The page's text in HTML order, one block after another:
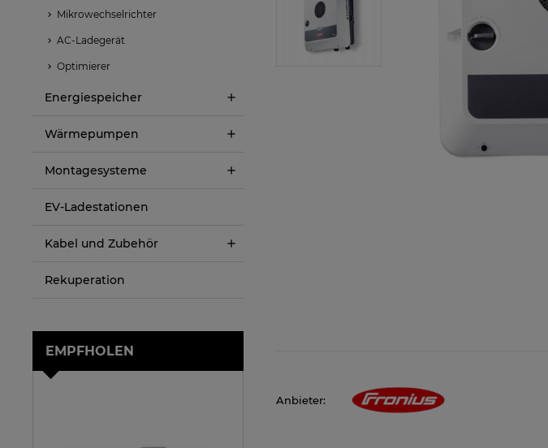
Mikrowechselrichter
AC-Ladegerät
Optimierer
Energiespeicher
Wärmepumpen
Montagesysteme
EV-Ladestationen
Kabel und Zubehör
Rekuperation
EMPFHOLEN
Anbieter: